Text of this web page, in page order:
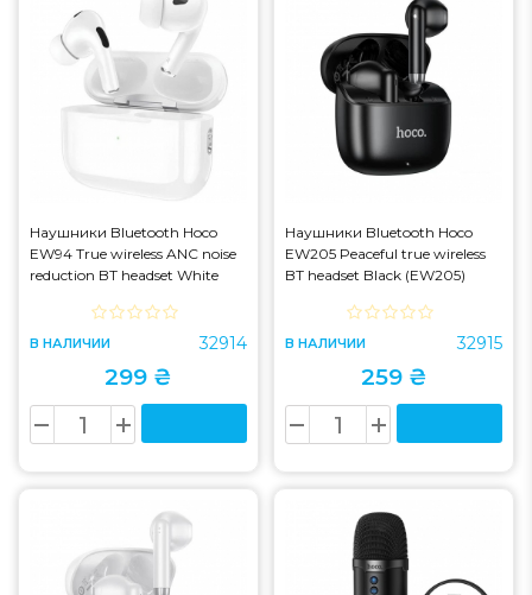
Наушники Bluetooth Hoco
EW94 True wireless ANC noise
reduction BT headset White
В НАЛИЧИИ 32914
299 ₴
Наушники Bluetooth Hoco
EW205 Peaceful true wireless
BT headset Black (EW205)
В НАЛИЧИИ 32915
259 ₴